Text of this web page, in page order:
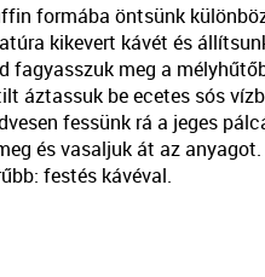
formába öntsünk
kikevert kávét és
fagyasszuk meg a
áztassuk be ecetes sós
fessünk rá a jeges
és vasaljuk át az anyagot.
festés kávéval.